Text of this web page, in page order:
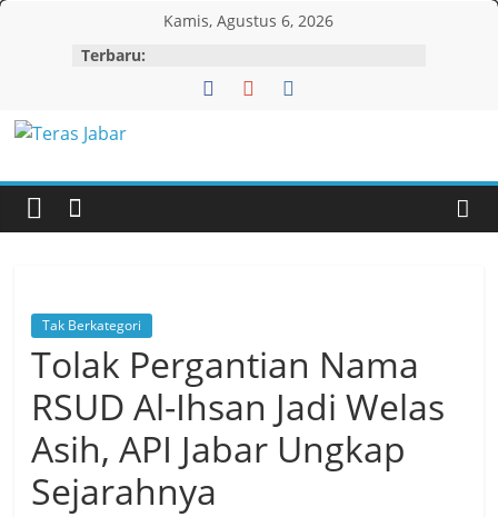
Skip
Kamis, Agustus 6, 2026
Terbaru:
Teras
Jabar
Tak Berkategori
Tolak Pergantian Nama
RSUD Al-Ihsan Jadi Welas
Asih, API Jabar Ungkap
Sejarahnya